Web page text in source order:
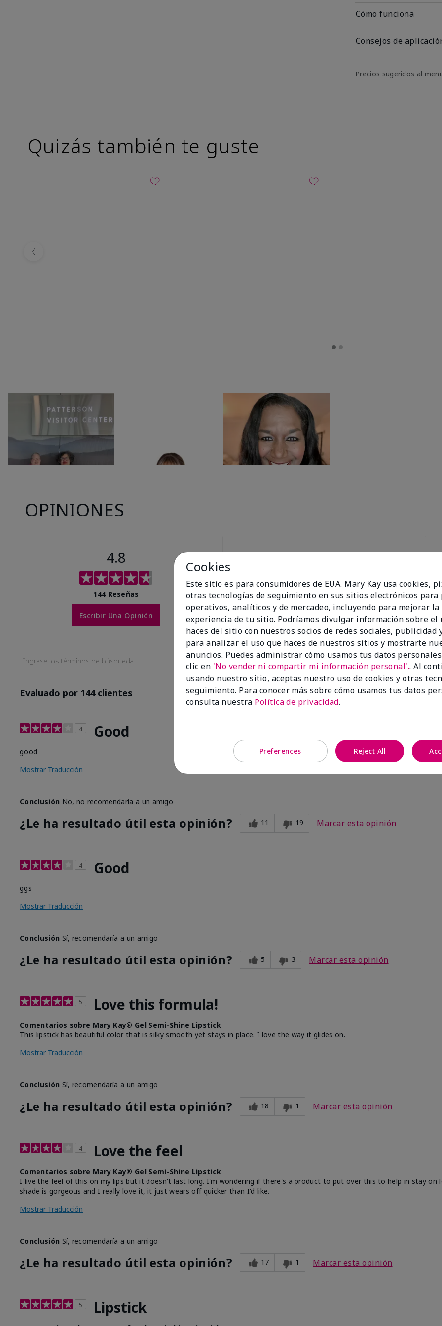
Cómo funciona
Consejos de
Precios sugeridos al
Quizás también te guste
Previous
OPINIONES
4.8
144 Reseñas
Escribir Una Opinión
de los encuestados
recomendaría a un
amigo.
Evaluado por 144 clientes
4 Good
good
Mostrar Traducción
Conclusión No, no recomendaría a un amigo
¿Le ha resultado útil esta opinión? 11 19 Marcar esta opinión
4 Good
ggs
Mostrar Traducción
Conclusión Sí, recomendaría a un amigo
¿Le ha resultado útil esta opinión? 5 3 Marcar esta opinión
5 Love this formula!
Comentarios sobre Mary Kay® Gel Semi-Shine Lipstick
This lipstick has beautiful color that is silky smooth yet stays in place. I love the way it glides on.
Mostrar Traducción
Conclusión Sí, recomendaría a un amigo
¿Le ha resultado útil esta opinión? 18 1 Marcar esta opinión
4 Love the feel
Comentarios sobre Mary Kay® Gel Semi-Shine Lipstick
I live the feel of this on my lips but it doesn't last long. I'm wondering if there's a product to put over this to help in stay on
shade is gorgeous and I really love it, it just wears off quicker than I'd like.
Mostrar Traducción
Conclusión Sí, recomendaría a un amigo
¿Le ha resultado útil esta opinión? 17 1 Marcar esta opinión
5 Lipstick
Cookies
Este sitio es para consumidores de EUA. Mary Kay usa cookies,
otras tecnologías de seguimiento en sus sitios electrónicos para
operativos, analíticos y de mercadeo, incluyendo para mejorar la
experiencia de tu sitio. Podríamos divulgar información sobre el
haces del sitio con nuestros socios de redes sociales, publicidad
para analizar el uso que haces de nuestros sitios y mostrarte
anuncios. Puedes administrar cómo usamos tus datos
clic en 'No vender ni compartir mi información personal'.. Al
usando nuestro sitio, aceptas nuestro uso de cookies y otras
seguimiento. Para conocer más sobre cómo usamos tus datos
consulta nuestra Política de privacidad.
Preferences Reject All